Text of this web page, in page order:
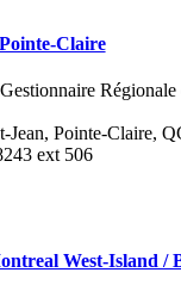
Claire
Régionale
Jean, Pointe-Claire,
ext 506
West-Island /